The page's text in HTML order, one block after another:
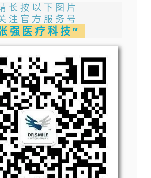
长按以下图片
注官方服务号
强医疗科技”